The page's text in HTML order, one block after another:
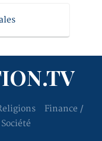
Finance /
Société